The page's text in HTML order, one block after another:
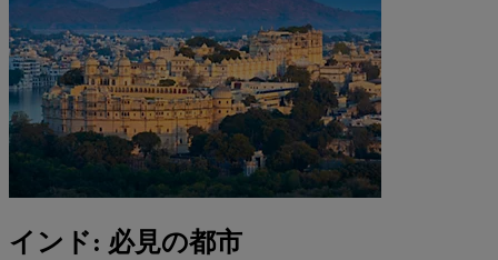
インド: 必見の都市